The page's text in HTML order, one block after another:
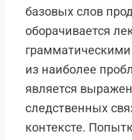
базовых слов
оборачивается
из наиболее
является
следственных
контексте.